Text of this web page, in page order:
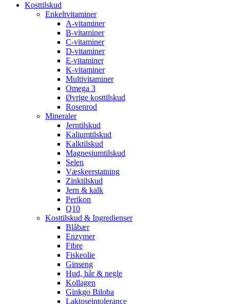
Kosttilskud
Enkeltvitaminer
A-vitaminer
B-vitaminer
C-vitaminer
D-vitaminer
E-vitaminer
K-vitaminer
Multivitaminer
Omega 3
Øvrige kosttilskud
Rosenrod
Mineraler
Jerntilskud
Kaliumtilskud
Kalktilskud
Magnesiumtilskud
Selen
Væskeerstatning
Zinktilskud
Jern & kalk
Perikon
Q10
Kosttilskud & Ingredienser
Blåbær
Enzymer
Fibre
Fiskeolie
Ginseng
Hud, hår & negle
Kollagen
Ginkgo Biloba
Laktoseintolerance